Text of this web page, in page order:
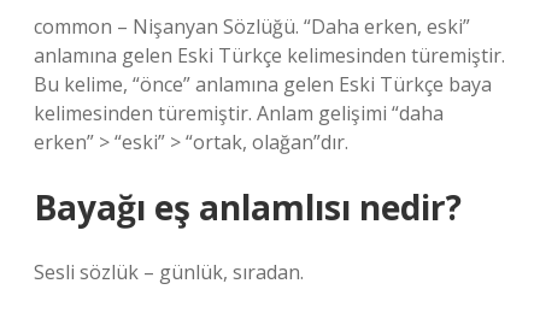
common – Nişanyan Sözlüğü. “Daha erken, eski”
anlamına gelen Eski Türkçe kelimesinden türemiştir.
Bu kelime, “önce” anlamına gelen Eski Türkçe baya
kelimesinden türemiştir. Anlam gelişimi “daha
erken” > “eski” > “ortak, olağan”dır.
Bayağı eş anlamlısı nedir?
Sesli sözlük – günlük, sıradan.